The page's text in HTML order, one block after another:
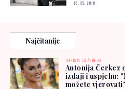
15. 05. 2018.
Najčitanije
INTERVJU ZA ŽENE.BA
Antonija Čerkez
izdaji i uspjehu:
možete vjerovati"